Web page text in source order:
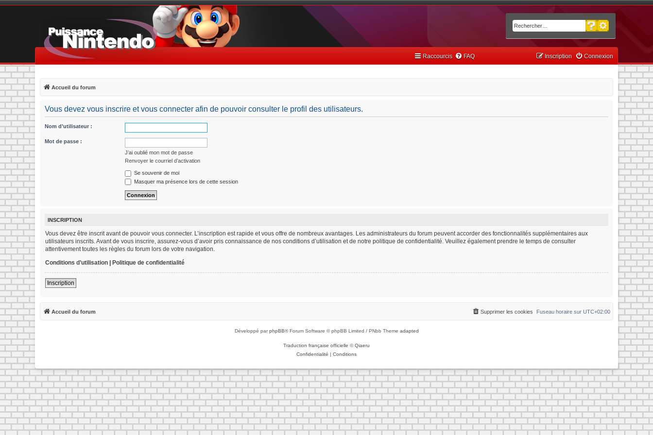
Rechercher
Recherche avancée
Raccourcis FAQ Connexion
Inscription
Accueil du forum
Vous devez vous inscrire et vous connecter afin de pouvoir consulter le profil des utilisateurs.
Nom d’utilisateur :
Mot de passe :
J’ai oublié mon mot de passe
Renvoyer le courriel d’activation
Se souvenir de moi
Masquer ma présence lors de cette session
INSCRIPTION
Vous devez être inscrit avant de pouvoir vous connecter. L’inscription est rapide et vous offre de nombreux avantages. Les administrateurs du forum peuvent accorder des fonctionnalités supplémentaires aux
utilisateurs inscrits. Avant de vous inscrire, assurez-vous d’avoir pris connaissance de nos conditions d’utilisation et de notre politique de confidentialité. Veuillez également prendre le temps de consulter
attentivement toutes les règles du forum lors de votre navigation.
Conditions d’utilisation | Politique de confidentialité
Inscription
Accueil du forum Fuseau horaire sur UTC+02:00
Supprimer les cookies
Développé parphpBB® Forum Software © phpBB Limited / PNbb Theme adapted
Traduction française officielle ©Qiaeru
Confidentialité | Conditions